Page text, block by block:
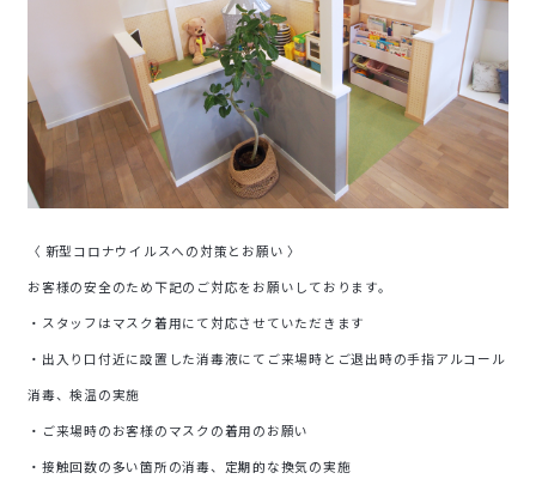
〈 新型コロナウイルスへの対策とお願い 〉
お客様の安全のため下記のご対応をお願いしております。
・スタッフはマスク着用にて対応させていただきます
・出入り口付近に設置した消毒液にてご来場時とご退出時の手指アルコール
消毒、検温の実施
・ご来場時のお客様のマスクの着用のお願い
・接触回数の多い箇所の消毒、定期的な換気の実施